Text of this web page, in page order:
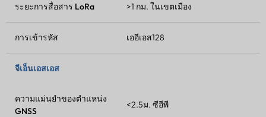
ระยะการสื่อสาร LoRa >1 กม. ในเขตเมือง
การเข้ารหัส เออีเอส128
จีเอ็นเอสเอส
ความแม่นยำของตำแหน่ง
GNSS
<2.5ม. ซีอีพี